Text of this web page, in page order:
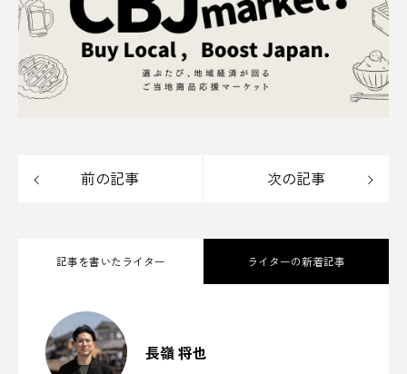
前の記事 次の記事
記事を書いたライター ライターの新着記事
長嶺 将也
2025.10.25
社の伝統と革新／千葉県香取市